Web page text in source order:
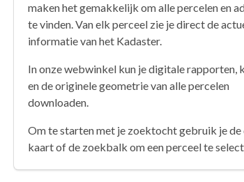
maken het gemakkelijk om alle percelen en
te vinden. Van elk perceel zie je direct de
informatie van het Kadaster.
In onze webwinkel kun je digitale rapporten,
en de originele geometrie van alle percelen
downloaden.
Om te starten met je zoektocht gebruik je de
kaart of de zoekbalk om een perceel te